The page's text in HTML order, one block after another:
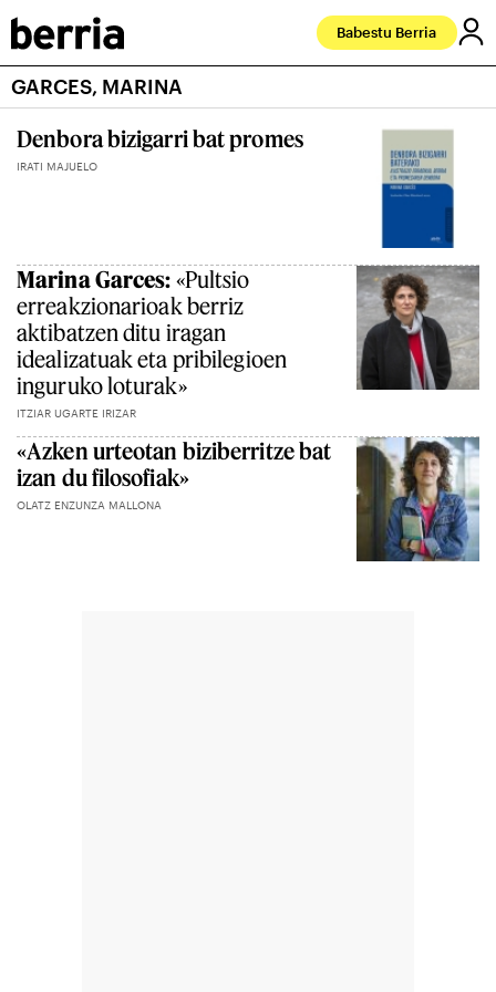
Babestu Berria
GARCES, MARINA
Denbora bizigarri bat promes
IRATI MAJUELO
Marina Garces: «Pultsio
erreakzionarioak berriz
aktibatzen ditu iragan
idealizatuak eta pribilegioen
inguruko loturak»
ITZIAR UGARTE IRIZAR
«Azken urteotan biziberritze bat
izan du filosofiak»
OLATZ ENZUNZA MALLONA